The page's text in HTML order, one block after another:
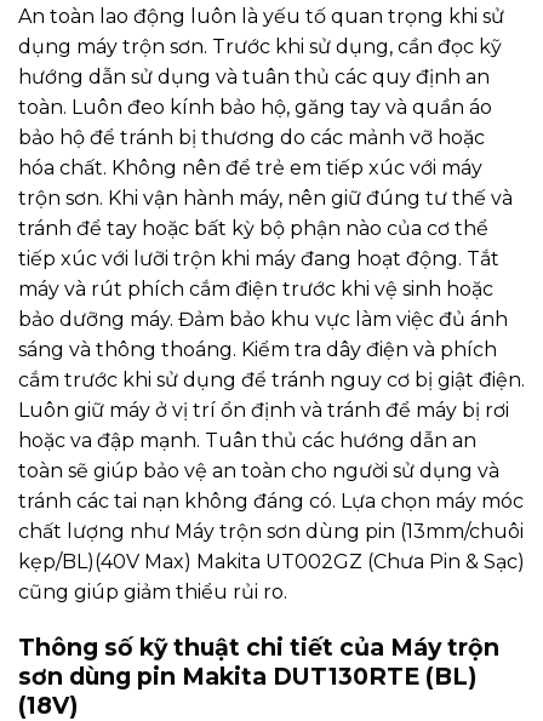
An toàn lao động luôn là yếu tố quan trọng khi sử
dụng máy trộn sơn. Trước khi sử dụng, cần đọc kỹ
hướng dẫn sử dụng và tuân thủ các quy định an
toàn. Luôn đeo kính bảo hộ, găng tay và quần áo
bảo hộ để tránh bị thương do các mảnh vỡ hoặc
hóa chất. Không nên để trẻ em tiếp xúc với máy
trộn sơn. Khi vận hành máy, nên giữ đúng tư thế và
tránh để tay hoặc bất kỳ bộ phận nào của cơ thể
tiếp xúc với lưỡi trộn khi máy đang hoạt động. Tắt
máy và rút phích cắm điện trước khi vệ sinh hoặc
bảo dưỡng máy. Đảm bảo khu vực làm việc đủ ánh
sáng và thông thoáng. Kiểm tra dây điện và phích
cắm trước khi sử dụng để tránh nguy cơ bị giật điện.
Luôn giữ máy ở vị trí ổn định và tránh để máy bị rơi
hoặc va đập mạnh. Tuân thủ các hướng dẫn an
toàn sẽ giúp bảo vệ an toàn cho người sử dụng và
tránh các tai nạn không đáng có. Lựa chọn máy móc
chất lượng như Máy trộn sơn dùng pin (13mm/chuôi
kẹp/BL)(40V Max) Makita UT002GZ (Chưa Pin & Sạc)
cũng giúp giảm thiểu rủi ro.
Thông số kỹ thuật chi tiết của Máy trộn
sơn dùng pin Makita DUT130RTE (BL)
(18V)